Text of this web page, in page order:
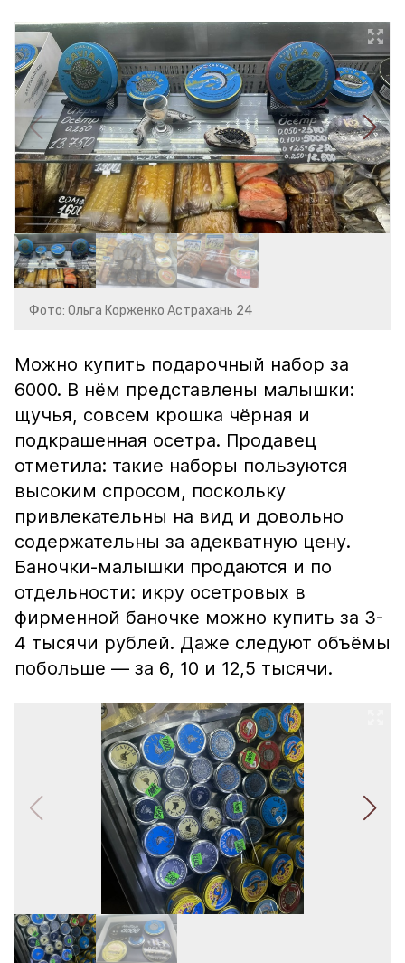
Фото: Ольга Корженко Астрахань 24
Можно купить подарочный набор за
6000. В нём представлены малышки:
щучья, совсем крошка чёрная и
подкрашенная осетра. Продавец
отметила: такие наборы пользуются
высоким спросом, поскольку
привлекательны на вид и довольно
содержательны за адекватную цену.
Баночки-малышки продаются и по
отдельности: икру осетровых в
фирменной баночке можно купить за 3-
4 тысячи рублей. Даже следуют объёмы
побольше — за 6, 10 и 12,5 тысячи.